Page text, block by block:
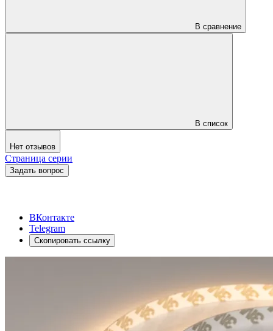
В сравнение
В список
Нет отзывов
Страница серии
Задать вопрос
ВКонтакте
Telegram
Скопировать ссылку